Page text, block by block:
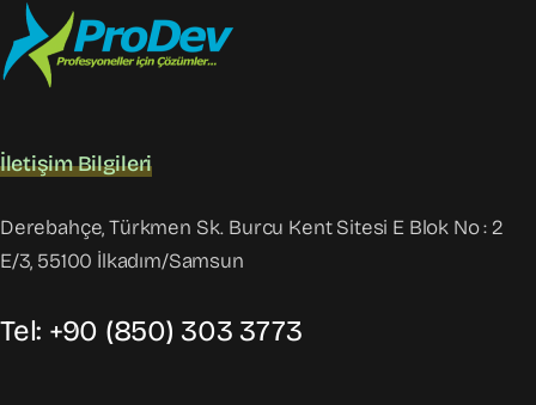
İletişim Bilgileri
Derebahçe, Türkmen Sk. Burcu Kent Sitesi E Blok No : 2
E/3, 55100 İlkadım/Samsun
Tel: +90 (850) 303 3773